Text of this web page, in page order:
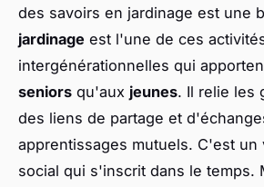
des savoirs en jardinage est une
jardinage est l'une de ces
intergénérationnelles qui
seniors qu'aux jeunes. Il relie les
des liens de partage et
apprentissages mutuels. C'est un
social qui s'inscrit dans le temps.